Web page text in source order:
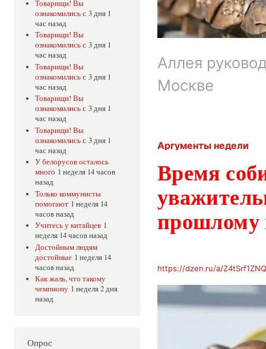
Товарищи! Вы
ознакомились с 3 дня 1
час назад
Товарищи! Вы
ознакомились с 3 дня 1
час назад
Товарищи! Вы
ознакомились с 3 дня 1
час назад
Товарищи! Вы
ознакомились с 3 дня 1
час назад
Товарищи! Вы
ознакомились с 3 дня 1
час назад
У белорусов осталось
много 1 неделя 14 часов
назад
Только коммунисты
помогают 1 неделя 14
часов назад
Учитесь у китайцев 1
неделя 14 часов назад
Достойным людям
достойные 1 неделя 14
часов назад
Как жаль, что такому
чемпиону 1 неделя 2 дня
назад
Опрос
Аллея
Москве
Аргументы недели
Время
прошлому
https://dzen.ru/a/